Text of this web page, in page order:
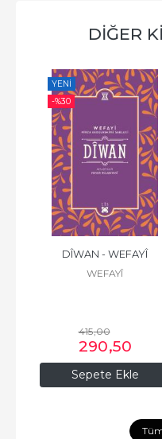
DİĞER
YENI
-%30
Sepete Ekle
DÎWAN - WEFAYÎ
WEFAYÎ
415,00
290,50